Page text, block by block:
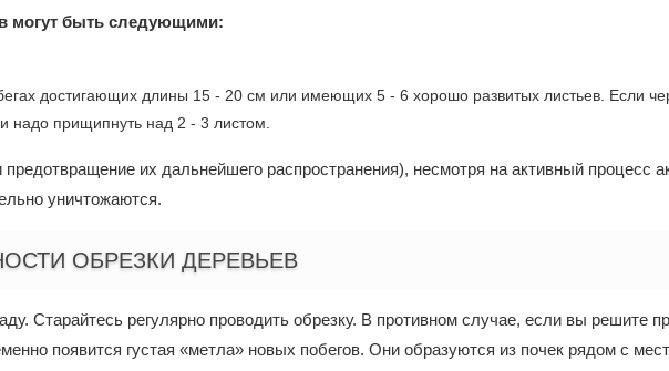
могут быть следующими:
достигающих длины 15 - 20 см или имеющих 5 - 6 хорошо развитых листьев. Если
надо прищипнуть над 2 - 3 листом.
их дальнейшего распространения), несмотря на активный процесс
уничтожаются.
ОБРЕЗКИ ДЕРЕВЬЕВ
Старайтесь регулярно проводить обрезку. В противном случае, если вы решите
появится густая «метла» новых побегов. Они образуются из почек рядом с